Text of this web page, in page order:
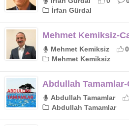
İrfan Gürdal
Mehmet Kemiksiz-
Mehmet Kemiksiz 0
Mehmet Kemiksiz
Abdullah
Abdullah Tamamlar
Abdullah Tamamlar